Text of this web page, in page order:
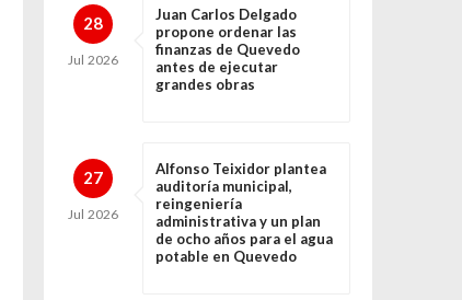
28
Jul 2026
Juan Carlos Delgado
propone ordenar las
finanzas de Quevedo
antes de ejecutar
grandes obras
27
Jul 2026
Alfonso Teixidor plantea
auditoría municipal,
reingeniería
administrativa y un plan
de ocho años para el agua
potable en Quevedo